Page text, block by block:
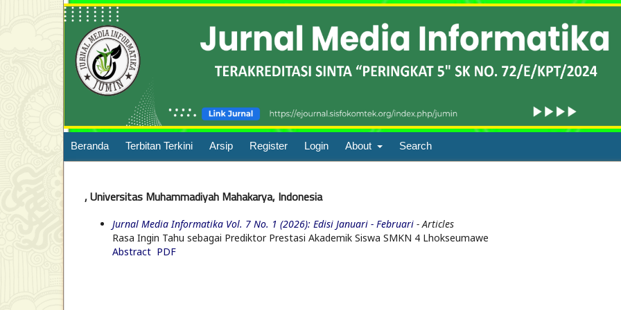
Beranda Terbitan Terkini Arsip Register Login About Search
, Universitas Muhammadiyah Mahakarya, Indonesia
Jurnal Media Informatika Vol. 7 No. 1 (2026): Edisi Januari - Februari - Articles
Rasa Ingin Tahu sebagai Prediktor Prestasi Akademik Siswa SMKN 4 Lhokseumawe
Abstract PDF